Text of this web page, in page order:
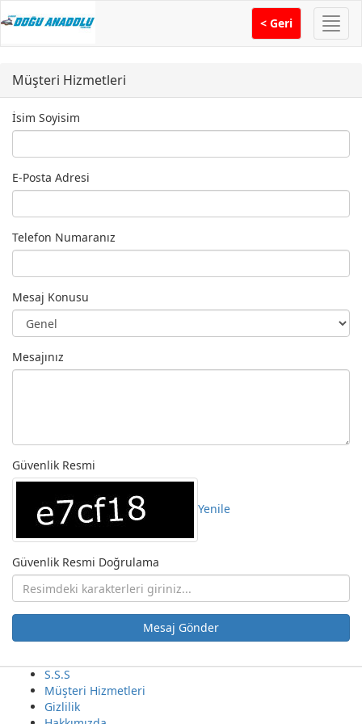
Menü
< Geri
Müşteri Hizmetleri
İsim Soyisim
E-Posta Adresi
Telefon Numaranız
Mesaj Konusu
Mesajınız
Güvenlik Resmi
Yenile
Güvenlik Resmi Doğrulama
Mesaj Gönder
S.S.S
Müşteri Hizmetleri
Gizlilik